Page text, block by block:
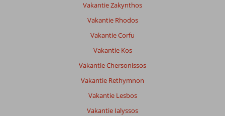
Vakantie Zakynthos
Vakantie Rhodos
Vakantie Corfu
Vakantie Kos
Vakantie Chersonissos
Vakantie Rethymnon
Vakantie Lesbos
Vakantie Ialyssos